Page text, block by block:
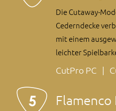
Die Cutaway-
Cedern­decke
mit einem
leichter
CutPro PC
Flamenco